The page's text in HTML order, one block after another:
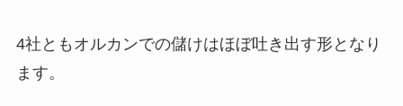
4社ともオルカンでの儲けはほぼ吐き出す形となり
ます。